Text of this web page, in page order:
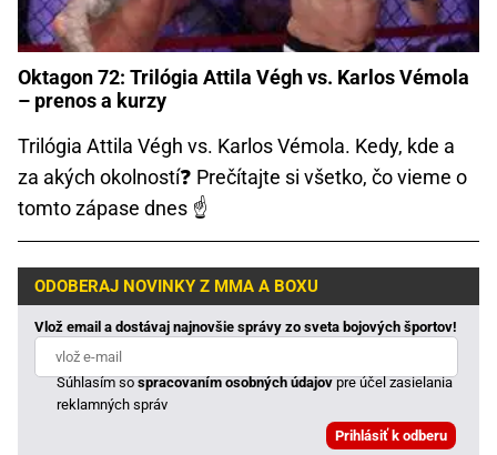
Oktagon 72: Trilógia Attila Végh vs. Karlos Vémola
– prenos a kurzy
Trilógia Attila Végh vs. Karlos Vémola. Kedy, kde a
za akých okolností❓ Prečítajte si všetko, čo vieme o
tomto zápase dnes ☝
ODOBERAJ NOVINKY Z MMA A BOXU
Vlož email a dostávaj najnovšie správy zo sveta bojových športov!
Súhlasím sospracovaním osobných údajovpre účel zasielania
reklamných správ